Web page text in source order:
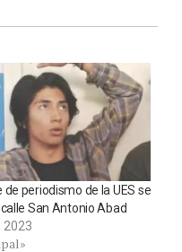
de periodismo de la UES se
San Antonio Abad
2023